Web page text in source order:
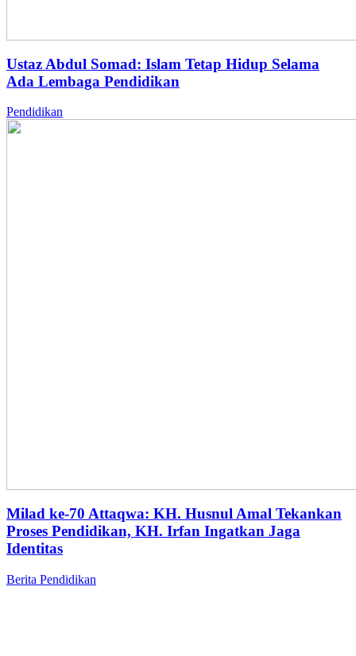
Ustaz Abdul Somad: Islam Tetap Hidup Selama
Ada Lembaga Pendidikan
Pendidikan
Milad ke-70 Attaqwa: KH. Husnul Amal Tekankan
Proses Pendidikan, KH. Irfan Ingatkan Jaga
Identitas
Berita Pendidikan